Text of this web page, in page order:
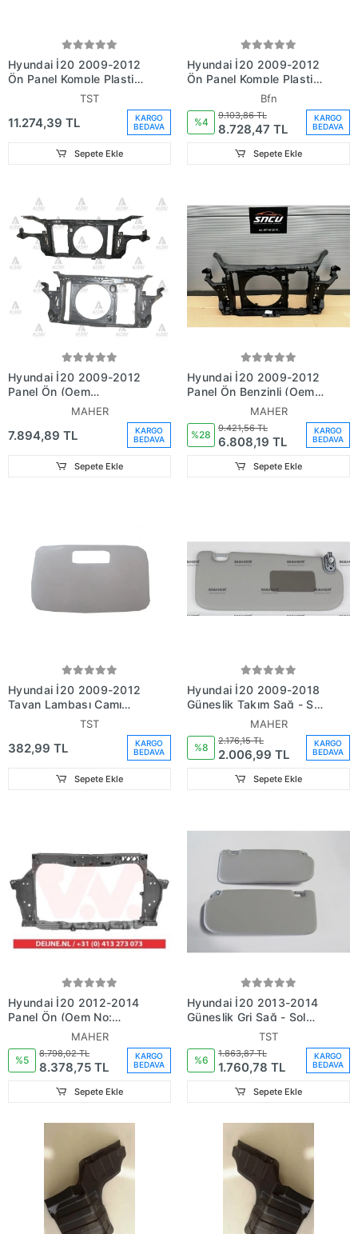
Hyundai İ20 2009-2012
Ön Panel Komple Plastik
(Benzinli) (Tw) (Adet)
(Oem No:641011J900)
TST
11.274,39 TL
KARGO
BEDAVA
Sepete Ekle
Hyundai İ20 2009-2012
Ön Panel Komple Plastik
(Dizel) (Bfn) (Adet) (Oem
No:641011J200)
Bfn
%4
9.103,86 TL
8.728,47 TL
KARGO
BEDAVA
Sepete Ekle
Hyundai İ20 2009-2012
Panel Ön (Oem
No:641011J200)
MAHER
7.894,89 TL
KARGO
BEDAVA
Sepete Ekle
Hyundai İ20 2009-2012
Panel Ön Benzinli (Oem
No: 64101-1J000)
MAHER
%28
9.421,56 TL
6.808,19 TL
KARGO
BEDAVA
Sepete Ekle
Hyundai İ20 2009-2012
Tavan Lambası Camı
TST
382,99 TL
KARGO
BEDAVA
Sepete Ekle
Hyundai İ20 2009-2018
Güneşlik Takım Sağ - Sol
Aynı Adet (Oem No:
85210-1J001Om)
MAHER
%8
2.176,15 TL
2.006,99 TL
KARGO
BEDAVA
Sepete Ekle
Hyundai İ20 2012-2014
Panel Ön (Oem No:
64101-1J500)MAHER
%5
8.798,02 TL
8.378,75 TL
KARGO
BEDAVA
Sepete Ekle
Hyundai İ20 2013-2014
Güneşlik Gri Sağ - Sol
Set 2 Parça (Oem No:
852101J001Om)
TST
%6
1.863,87 TL
1.760,78 TL
KARGO
BEDAVA
Sepete Ekle